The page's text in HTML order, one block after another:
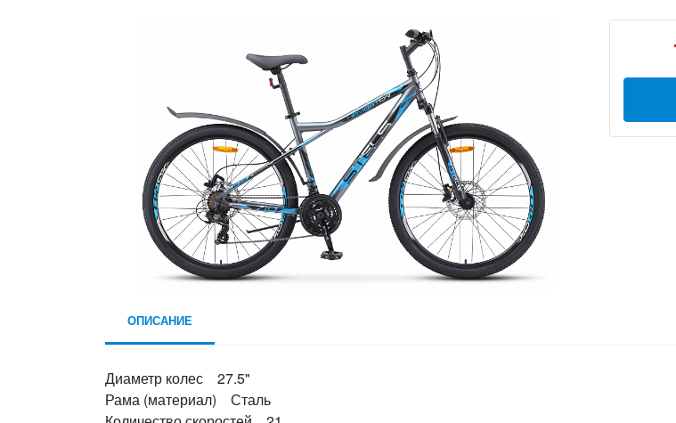
ОПИСАНИЕ
Диаметр колес 27.5"
Рама (материал) Сталь